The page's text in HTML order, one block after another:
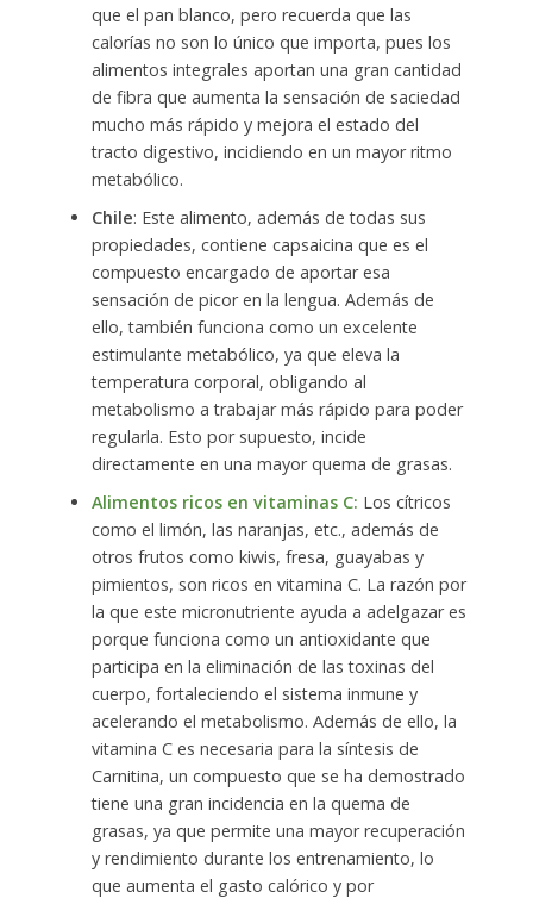
que el pan blanco, pero recuerda que las
calorías no son lo único que importa, pues los
alimentos integrales aportan una gran cantidad
de fibra que aumenta la sensación de saciedad
mucho más rápido y mejora el estado del
tracto digestivo, incidiendo en un mayor ritmo
metabólico.
Chile: Este alimento, además de todas sus
propiedades, contiene capsaicina que es el
compuesto encargado de aportar esa
sensación de picor en la lengua. Además de
ello, también funciona como un excelente
estimulante metabólico, ya que eleva la
temperatura corporal, obligando al
metabolismo a trabajar más rápido para poder
regularla. Esto por supuesto, incide
directamente en una mayor quema de grasas.
Alimentos ricos en vitaminas C: Los cítricos
como el limón, las naranjas, etc., además de
otros frutos como kiwis, fresa, guayabas y
pimientos, son ricos en vitamina C. La razón por
la que este micronutriente ayuda a adelgazar es
porque funciona como un antioxidante que
participa en la eliminación de las toxinas del
cuerpo, fortaleciendo el sistema inmune y
acelerando el metabolismo. Además de ello, la
vitamina C es necesaria para la síntesis de
Carnitina, un compuesto que se ha demostrado
tiene una gran incidencia en la quema de
grasas, ya que permite una mayor recuperación
y rendimiento durante los entrenamiento, lo
que aumenta el gasto calórico y por